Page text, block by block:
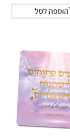
הוספה לסל